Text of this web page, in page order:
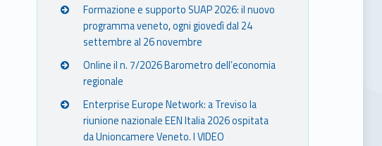
Formazione e supporto SUAP 2026: il nuovo
programma veneto, ogni giovedì dal 24
settembre al 26 novembre
Online il n. 7/2026 Barometro dell’economia
regionale
Enterprise Europe Network: a Treviso la
riunione nazionale EEN Italia 2026 ospitata
da Unioncamere Veneto. I VIDEO